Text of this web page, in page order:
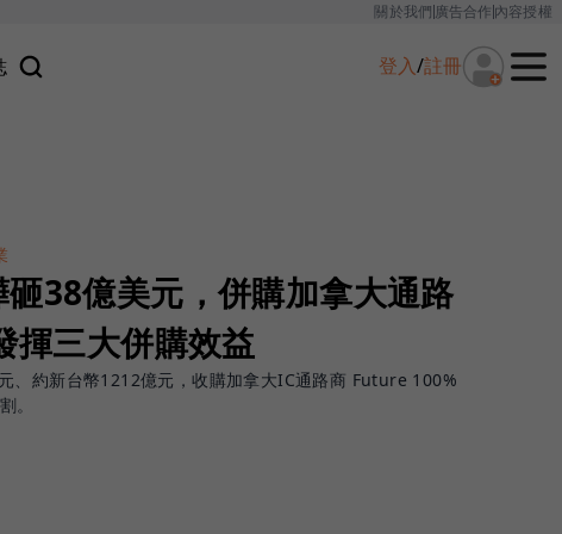
關於我們廣告合作內容授權
登入/註冊
38億美元，併購加拿大通路
三大併購效益
、約新台幣1212億元，收購加拿大IC通路商 Future 100%
。